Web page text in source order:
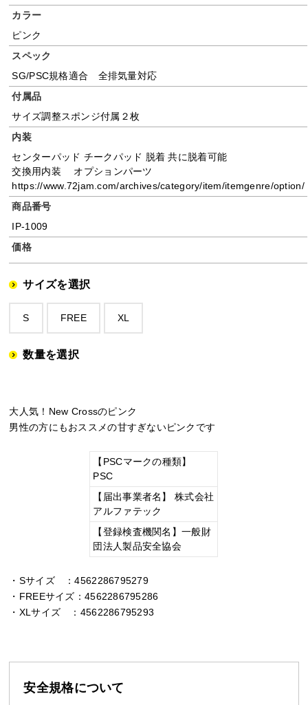
カラー
ピンク
スペック
SG/PSC規格適合 全排気量対応
付属品
サイズ調整スポンジ付属２枚
内装
センターパッド チークパッド 脱着 共に脱着可能
交換用内装 オプションパーツ
https://www.72jam.com/archives/category/item/itemgenre/option/
商品番号
IP-1009
価格
サイズを選択
S FREE XL
数量を選択
大人気！New Crossのピンク
男性の方にもおススメの甘すぎないピンクです
【PSCマークの種類】
PSC
【届出事業者名】 株式会社
アルファテック
【登録検査機関名】一般財
団法人製品安全協会
・Sサイズ ：4562286795279
・FREEサイズ：4562286795286
・XLサイズ ：4562286795293
安全規格について